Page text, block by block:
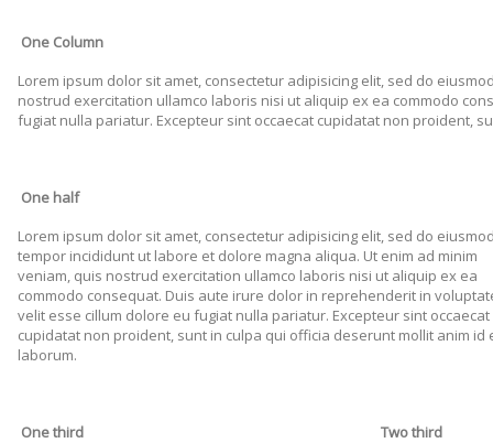
One Column
Lorem ipsum dolor sit amet, consectetur adipisicing elit, sed do
nostrud exercitation ullamco laboris nisi ut aliquip ex ea commodo
fugiat nulla pariatur. Excepteur sint occaecat cupidatat non proident,
One half
Lorem ipsum dolor sit amet, consectetur adipisicing elit, sed do
tempor incididunt ut labore et dolore magna aliqua. Ut enim ad minim
veniam, quis nostrud exercitation ullamco laboris nisi ut aliquip ex ea
commodo consequat. Duis aute irure dolor in reprehenderit in
velit esse cillum dolore eu fugiat nulla pariatur. Excepteur sint occaecat
cupidatat non proident, sunt in culpa qui officia deserunt mollit anim id
laborum.
One third
Two third